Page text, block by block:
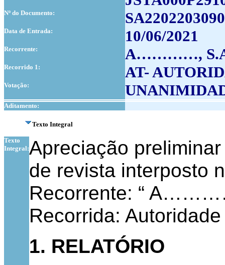
Nº do Documento:
Data de Entrada: 10/06/2021
Recorrente: A…………,
Recorrido 1: AT-
Votação:
Aditamento:
Texto Integral
Texto
Integral:Apreciação
de revista interposto
Recorrente: “
Recorrida:
1. RELATÓRIO